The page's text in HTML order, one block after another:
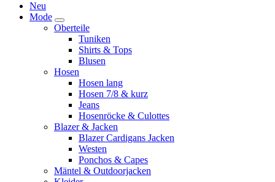
Neu
Mode
Oberteile
Tuniken
Shirts & Tops
Blusen
Hosen
Hosen lang
Hosen 7/8 & kurz
Jeans
Hosenröcke & Culottes
Blazer & Jacken
Blazer Cardigans Jacken
Westen
Ponchos & Capes
Mäntel & Outdoorjacken